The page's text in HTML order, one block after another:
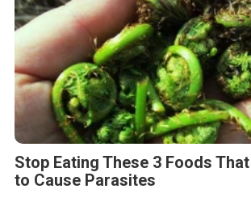
Stop Eating These 3 Foods
to Cause Parasites